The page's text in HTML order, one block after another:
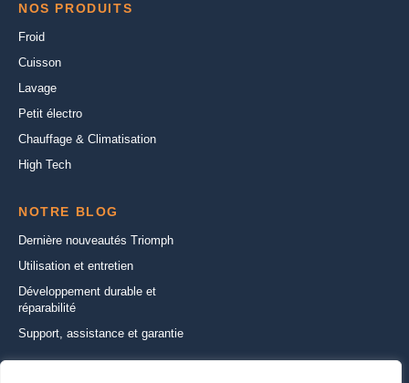
NOS PRODUITS
Froid
Cuisson
Lavage
Petit électro
Chauffage & Climatisation
High Tech
NOTRE BLOG
Dernière nouveautés Triomph
Utilisation et entretien
Développement durable et
réparabilité
Support, assistance et garantie